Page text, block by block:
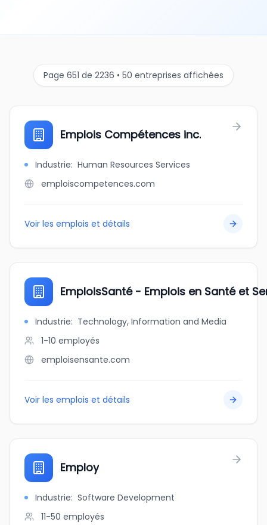
Page 651 de 2236 • 50 entreprises affichées
Emplois Compétences inc.
Industrie: Human Resources Services
emploiscompetences.com
Voir les emplois et détails
EmploisSanté - Emplois en Santé et
Industrie: Technology, Information and Media
1-10 employés
emploisensante.com
Voir les emplois et détails
Employ
Industrie: Software Development
11-50 employés